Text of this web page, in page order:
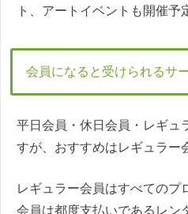
ト、アートイベントも開催予
会員になると受けられるサ
平日会員・休日会員・レギュ
すが、おすすめはレギュラー
レギュラー会員はすべてのプ
会員は都度支払いであるレン